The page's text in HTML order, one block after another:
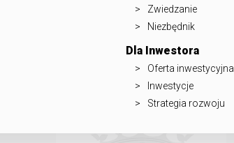
Zwiedzanie
Niezbędnik
Dla Inwestora
Oferta inwestycyjna
Inwestycje
Strategia rozwoju